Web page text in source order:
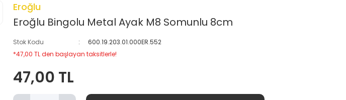
Eroğlu
Eroğlu Bingolu Metal Ayak M8 Somunlu 8cm
Stok Kodu
600.19.203.01.000ER.552
*47,00 TL den başlayan taksitlerle!
47,00 TL